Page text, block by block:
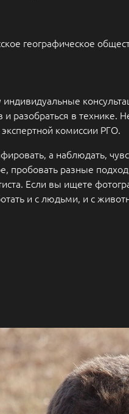
географическое
и разобраться в
комиссии РГО.
а наблюдать,
пробовать разные
Если вы ищете
и с людьми, и с